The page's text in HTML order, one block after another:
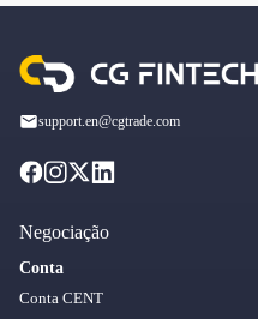
support.en@cgtrade.com
Negociação
Conta
Conta CENT